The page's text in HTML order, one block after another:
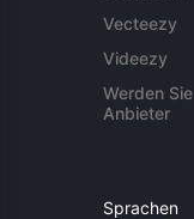
Vecteezy
Videezy
Werden Sie
Anbieter
Sprachen